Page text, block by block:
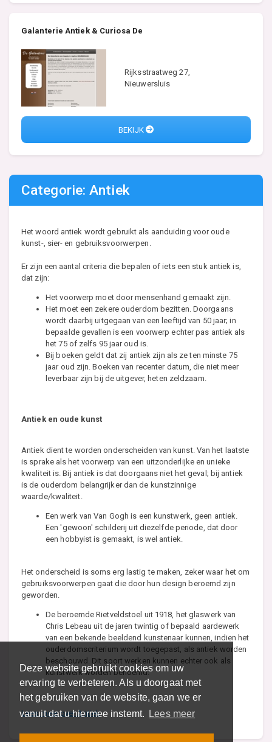
Deze website gebruikt cookies om uw
ervaring te verbeteren. Als u doorgaat met
het gebruiken van de website, gaan we er
vanuit dat u hiermee instemt.
Lees meer
Galanterie Antiek & Curiosa De
Rijksstraatweg 27,
Nieuwersluis
BEKIJK
Categorie: Antiek
Het woord antiek wordt gebruikt als aanduiding voor oude
kunst-, sier- en gebruiksvoorwerpen.
Er zijn een aantal criteria die bepalen of iets een stuk antiek is,
dat zijn:
Het voorwerp moet door mensenhand gemaakt zijn.
Het moet een zekere ouderdom bezitten. Doorgaans
wordt daarbij uitgegaan van een leeftijd van 50 jaar; in
bepaalde gevallen is een voorwerp echter pas antiek als
het 75 of zelfs 95 jaar oud is.
Bij boeken geldt dat zij antiek zijn als ze ten minste 75
jaar oud zijn. Boeken van recenter datum, die niet meer
leverbaar zijn bij de uitgever, heten zeldzaam.
Antiek en oude kunst
Antiek dient te worden onderscheiden van kunst. Van het laatste
is sprake als het voorwerp van een uitzonderlijke en unieke
kwaliteit is. Bij antiek is dat doorgaans niet het geval; bij antiek
is de ouderdom belangrijker dan de kunstzinnige
waarde/kwaliteit.
Een werk van Van Gogh is een kunstwerk, geen antiek.
Een 'gewoon' schilderij uit diezelfde periode, dat door
een hobbyist is gemaakt, is wel antiek.
Het onderscheid is soms erg lastig te maken, zeker waar het om
gebruiksvoorwerpen gaat die door hun design beroemd zijn
geworden.
De beroemde Rietveldstoel uit 1918, het glaswerk van
Chris Lebeau uit de jaren twintig of bepaald aardewerk
van een bekende beeldend kunstenaar kunnen, indien het
ouderdomscriterium wordt toegepast, als antiek worden
beschouwd. Dit soort werken kunnen echter ook als
kunstwerk worden benoemd.
Lees meer over Antiek